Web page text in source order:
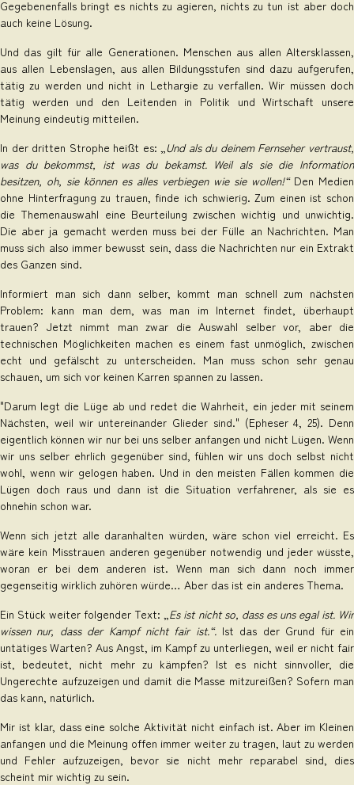
Gegebenenfalls bringt es nichts zu agieren, nichts zu tun ist aber doch
auch keine Lösung.
Und das gilt für alle Generationen. Menschen aus allen Altersklassen,
aus allen Lebenslagen, aus allen Bildungsstufen sind dazu aufgerufen,
tätig zu werden und nicht in Lethargie zu verfallen. Wir müssen doch
tätig werden und den Leitenden in Politik und Wirtschaft unsere
Meinung eindeutig mitteilen.
In der dritten Strophe heißt es: „Und als du deinem Fernseher vertraust,
was du bekommst, ist was du bekamst. Weil als sie die Information
besitzen, oh, sie können es alles verbiegen wie sie wollen!“Den Medien
ohne Hinterfragung zu trauen, finde ich schwierig. Zum einen ist schon
die Themenauswahl eine Beurteilung zwischen wichtig und unwichtig.
Die aber ja gemacht werden muss bei der Fülle an Nachrichten. Man
muss sich also immer bewusst sein, dass die Nachrichten nur ein Extrakt
des Ganzen sind.
Informiert man sich dann selber, kommt man schnell zum nächsten
Problem: kann man dem, was man im Internet findet, überhaupt
trauen? Jetzt nimmt man zwar die Auswahl selber vor, aber die
technischen Möglichkeiten machen es einem fast unmöglich, zwischen
echt und gefälscht zu unterscheiden. Man muss schon sehr genau
schauen, um sich vor keinen Karren spannen zu lassen.
"Darum legt die Lüge ab und redet die Wahrheit, ein jeder mit seinem
Nächsten, weil wir untereinander Glieder sind." (Epheser 4, 25). Denn
eigentlich können wir nur bei uns selber anfangen und nicht Lügen. Wenn
wir uns selber ehrlich gegenüber sind, fühlen wir uns doch selbst nicht
wohl, wenn wir gelogen haben. Und in den meisten Fällen kommen die
Lügen doch raus und dann ist die Situation verfahrener, als sie es
ohnehin schon war.
Wenn sich jetzt alle daranhalten würden, wäre schon viel erreicht. Es
wäre kein Misstrauen anderen gegenüber notwendig und jeder wüsste,
woran er bei dem anderen ist. Wenn man sich dann noch immer
gegenseitig wirklich zuhören würde… Aber das ist ein anderes Thema.
Ein Stück weiter folgender Text: „Es ist nicht so, dass es uns egal ist. Wir
wissen nur, dass der Kampf nicht fair ist.“. Ist das der Grund für ein
untätiges Warten? Aus Angst, im Kampf zu unterliegen, weil er nicht fair
ist, bedeutet, nicht mehr zu kämpfen? Ist es nicht sinnvoller, die
Ungerechte aufzuzeigen und damit die Masse mitzureißen? Sofern man
das kann, natürlich.
Mir ist klar, dass eine solche Aktivität nicht einfach ist. Aber im Kleinen
anfangen und die Meinung offen immer weiter zu tragen, laut zu werden
und Fehler aufzuzeigen, bevor sie nicht mehr reparabel sind, dies
scheint mir wichtig zu sein.